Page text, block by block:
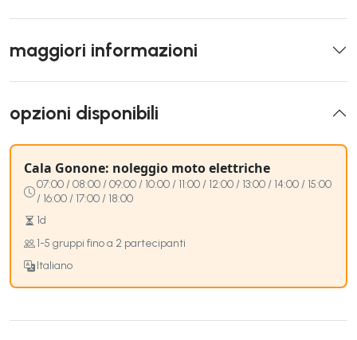
maggiori informazioni
opzioni disponibili
Cala Gonone: noleggio moto elettriche
07:00 / 08:00 / 09:00 / 10:00 / 11:00 / 12:00 / 13:00 / 14:00 / 15:00
/ 16:00 / 17:00 / 18:00
1d
1-5 gruppi fino a 2 partecipanti
Italiano